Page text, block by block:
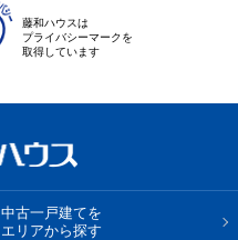
藤和ハウスは
プライバシーマークを
取得しています
中古一戸建てを
エリアから探す